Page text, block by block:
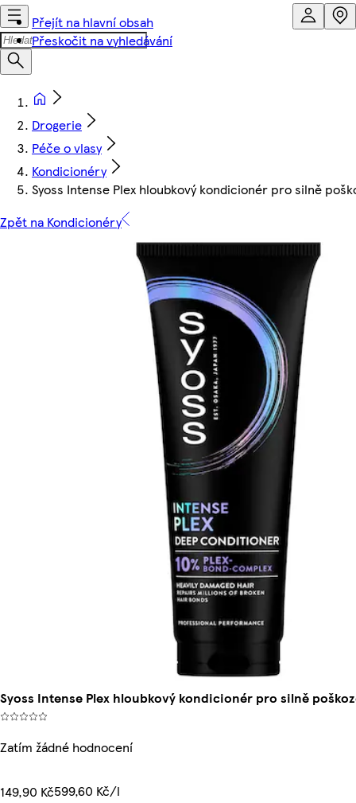
Přejít na hlavní obsah
Přeskočit na vyhledávání
Drogerie
Péče o vlasy
Kondicionéry
Syoss Intense Plex hloubkový kondicionér pro silně
Zpět na Kondicionéry
Syoss Intense Plex hloubkový kondicionér pro silně
Zatím žádné hodnocení
149,90 Kč599,60 Kč/l